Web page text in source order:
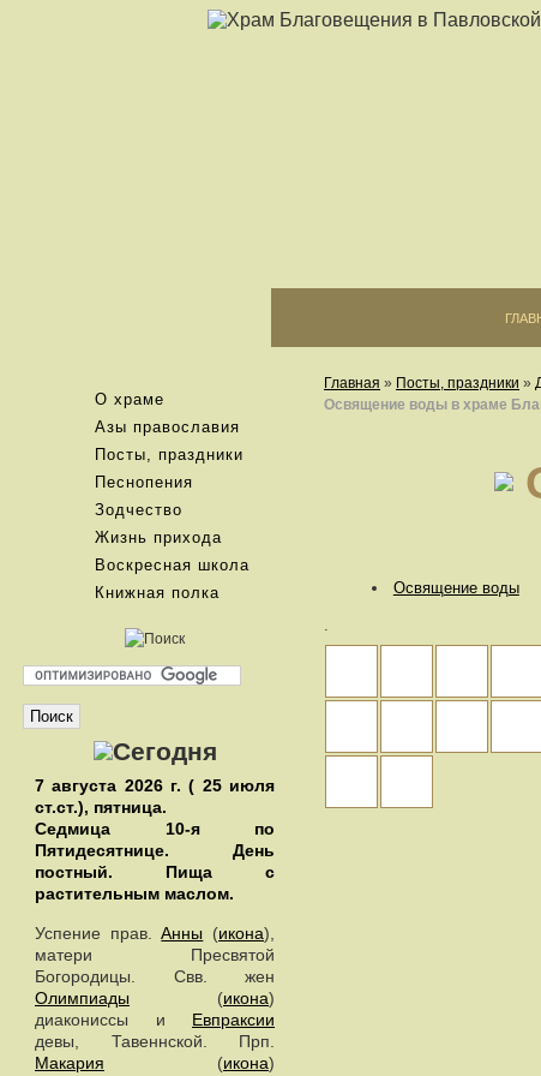
О храме
Азы православия
Посты, праздники
Песнопения
Зодчество
Жизнь прихода
Воскресная школа
Книжная полка
7 августа 2026 г. ( 25 июля
ст.ст.), пятница.
Седмица 10-я по
Пятидесятнице. День
постный. Пища с
растительным маслом.
Успение прав.Анны (икона),
матери Пресвятой
Богородицы. Свв. жен
Олимпиады (икона)
диакониссы и Евпраксии
девы, Тавеннской. Прп.
Макария (икона)
Главная » Посты, праздники »
Освящение воды в храме
Освящение воды